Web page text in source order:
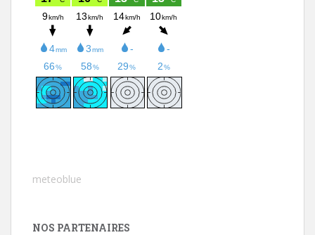
meteoblue
NOS PARTENAIRES